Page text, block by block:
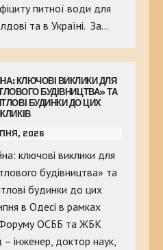
питної води для
та в Україні. За…
КЛЮЧОВІ ВИКЛИКИ ДЛЯ
БУДІВНИЦТВА» ТА
БУДИНКИ ДО ЦИХ
2026
ключові виклики для
будівництва» та
будинки до цих
в Одесі в рамках
Форуму ОСББ та ЖБК
інженер, доктор наук,